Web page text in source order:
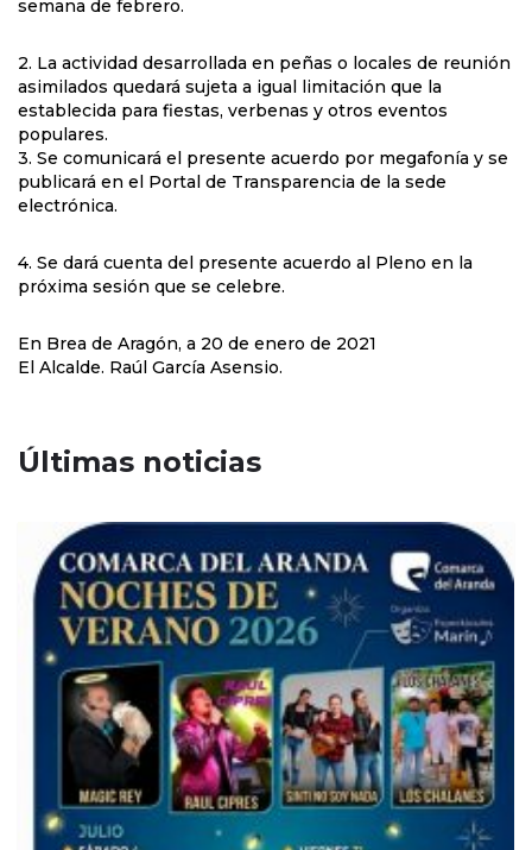
semana de febrero.
2. La actividad desarrollada en peñas o locales de reunión
asimilados quedará sujeta a igual limitación que la
establecida para fiestas, verbenas y otros eventos
populares.
3. Se comunicará el presente acuerdo por megafonía y se
publicará en el Portal de Transparencia de la sede
electrónica.
4. Se dará cuenta del presente acuerdo al Pleno en la
próxima sesión que se celebre.
En Brea de Aragón, a 20 de enero de 2021
El Alcalde. Raúl García Asensio.
Últimas noticias